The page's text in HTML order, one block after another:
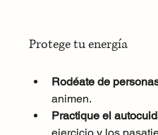
Protege tu energía
Rodéate de
animen.
Practique el
ejercicio y los